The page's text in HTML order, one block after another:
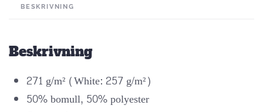
BESKRIVNING
Beskrivning
271 g/m² (White: 257 g/m²)
50% bomull, 50% polyester